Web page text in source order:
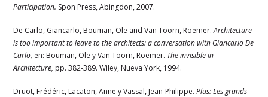
Participation. Spon Press, Abingdon, 2007.
De Carlo, Giancarlo, Bouman, Ole and Van Toorn, Roemer.Architecture
is too important to leave to the architects: a conversation with Giancarlo De
Carlo, en: Bouman, Ole y Van Toorn, Roemer. The invisible in
Architecture, pp. 382-389. Wiley, Nueva York, 1994.
Druot, Frédéric, Lacaton, Anne y Vassal, Jean-Philippe.Plus: Les grands